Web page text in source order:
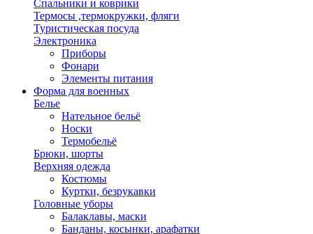
Спальники и коврики
Термосы ,термокружки, фляги
Туристическая посуда
Электроника
Приборы
Фонари
Элементы питания
Форма для военных
Белье
Нательное бельё
Носки
Термобельё
Брюки, шорты
Верхняя одежда
Костюмы
Куртки, безрукавки
Головные уборы
Балаклавы, маски
Банданы, косынки, арафатки